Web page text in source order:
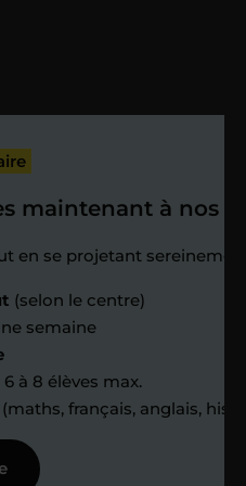
et les progrès
et moi-
maintenant à nos
en se projetant
(selon le centre)
semaine
6 à 8 élèves max.
(maths, français, anglais,